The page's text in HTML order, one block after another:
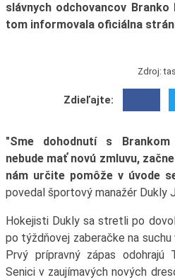
slávnych odchovancov
tom informovala oficiálna
Zdroj:
Zdieľajte:
"Sme dohodnutí s
nebude mať novú zmluvu,
nám určite pomôže v úvode
povedal športový manažér Dukly
Hokejisti Dukly sa stretli po
po týždňovej zaberačke na
Prvý prípravný zápas odohrajú
Senici v zaujímavých nových